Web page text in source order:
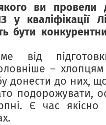
ви провели
у кваліфікації
бути
від
–
донести до них,
подорожувати,
Є час якісно